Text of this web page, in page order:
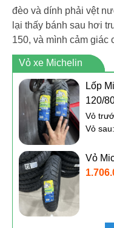
đèo và dính phải vệt
lại thấy bánh sau hơi
150, và mình cảm giác
Vỏ xe Michelin
Lốp
120/
Vỏ
Vỏ sau:
Vỏ